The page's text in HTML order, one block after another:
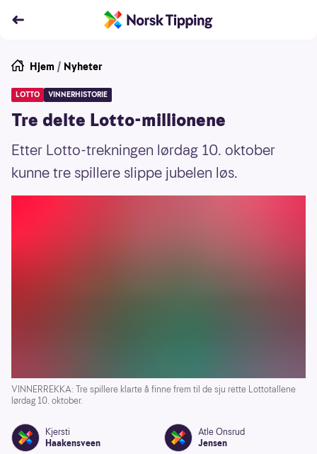
Hjem / Nyheter
LOTTO VINNERHISTORIE
Tre delte Lotto-millionene
Etter Lotto-trekningen lørdag 10. oktober
kunne tre spillere slippe jubelen løs.
VINNERREKKA: Tre spillere klarte å finne frem til de sju rette Lottotallene
lørdag 10. oktober.
Kjersti
Haakensveen
Atle Onsrud
Jensen